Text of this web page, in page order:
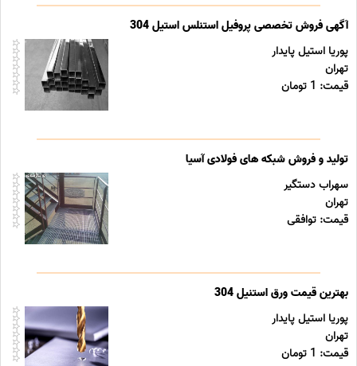
آگهی فروش تخصصی پروفیل استنلس استیل 304
پوریا استیل پایدار
تهران
قیمت: 1 تومان
تولید و فروش شبکه های فولادی آسیا
سهراب دستگیر
تهران
قیمت: توافقی
بهترین قیمت ورق استنیل 304
پوریا استیل پایدار
تهران
قیمت: 1 تومان